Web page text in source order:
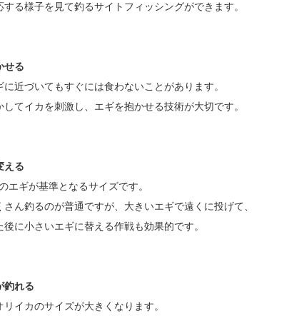
る様子を見て釣るサイトフィッシングができます。
せる
近づいてもすぐには食わないことがあります。
てイカを刺激し、エギを抱かせる技術が大切です。
える
エギが基準となるサイズです。
ん釣るのが普通ですが、大きいエギで遠くに投げて、
に小さいエギに替える作戦も効果的です。
釣れる
イカのサイズが大きくなります。